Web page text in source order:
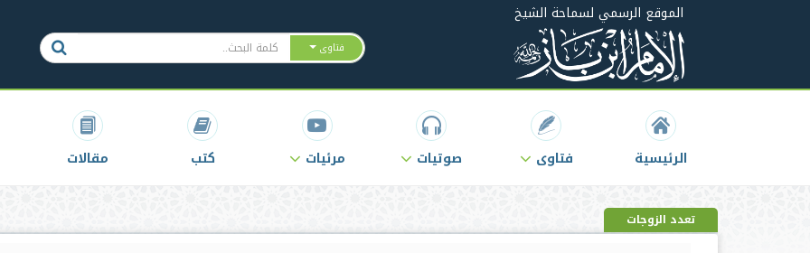
الموقع الرسمي لسماحة الشيخ
فتاوى
الرئيسية فتاوى صوتيات مرئيات كتب مقالات
تعدد الزوجات